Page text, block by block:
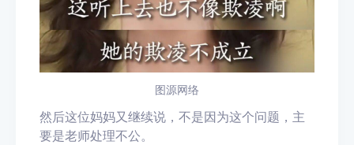
图源网络
然后这位妈妈又继续说， 不是因为这个问题 ， 主
要是老师处理不公。